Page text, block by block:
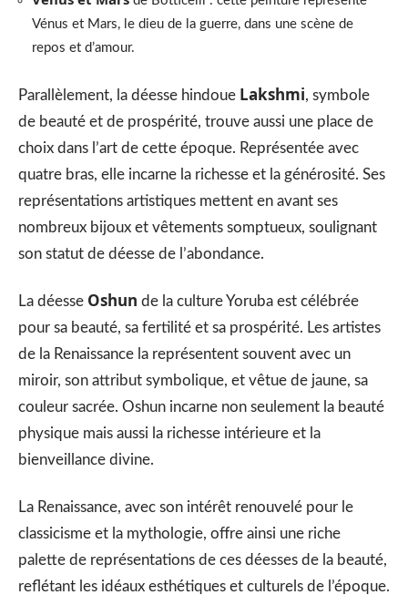
Vénus et Mars, le dieu de la guerre, dans une scène de
repos et d’amour.
Parallèlement, la déesse hindoue Lakshmi, symbole
de beauté et de prospérité, trouve aussi une place de
choix dans l’art de cette époque. Représentée avec
quatre bras, elle incarne la richesse et la générosité. Ses
représentations artistiques mettent en avant ses
nombreux bijoux et vêtements somptueux, soulignant
son statut de déesse de l’abondance.
La déesse Oshun de la culture Yoruba est célébrée
pour sa beauté, sa fertilité et sa prospérité. Les artistes
de la Renaissance la représentent souvent avec un
miroir, son attribut symbolique, et vêtue de jaune, sa
couleur sacrée. Oshun incarne non seulement la beauté
physique mais aussi la richesse intérieure et la
bienveillance divine.
La Renaissance, avec son intérêt renouvelé pour le
classicisme et la mythologie, offre ainsi une riche
palette de représentations de ces déesses de la beauté,
reflétant les idéaux esthétiques et culturels de l’époque.